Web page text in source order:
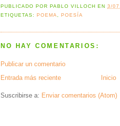
PUBLICADO PORPABLO VILLOCH EN3/
ETIQUETAS:POEMA ,POESÍA
NO HAY COMENTARIOS:
Publicar un comentario
Entrada más reciente
Inicio
Suscribirse a: Enviar comentarios (Atom)